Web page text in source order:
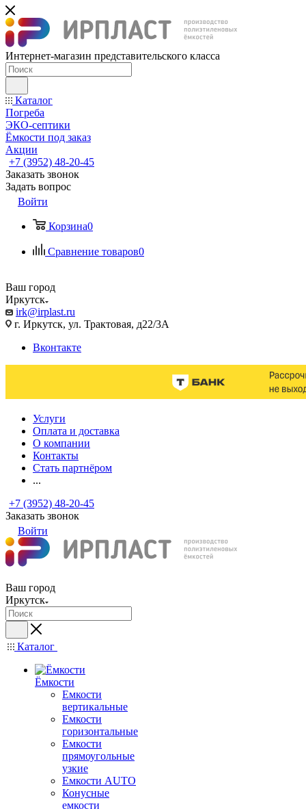
Интернет-магазин представительского класса
Каталог
Погреба
ЭКО-септики
Ёмкости под заказ
Акции
+7 (3952) 48-20-45
Заказать звонок
Задать вопрос
Войти
Корзина0
Сравнение товаров0
Ваш город
Иркутск
irk@irplast.ru
г. Иркутск, ул. Трактовая, д22/3А
Вконтакте
Услуги
Оплата и доставка
О компании
Контакты
Стать партнёром
...
+7 (3952) 48-20-45
Заказать звонок
Войти
Ваш город
Иркутск
Каталог
Ёмкости
Емкости
вертикальные
Емкости
горизонтальные
Емкости
прямоугольные
узкие
Емкости АUТО
Конусные
емкости